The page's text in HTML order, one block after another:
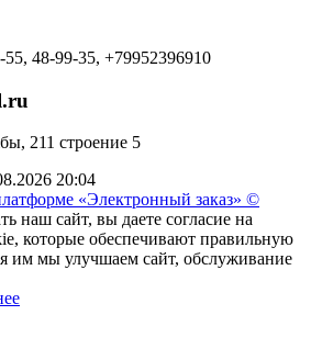
48-99-35, +79952396910
211 строение 5
20:04
«Электронный заказ» ©
наш сайт, вы даете согласие на
которые обеспечивают правильную
им мы улучшаем сайт, обслуживание